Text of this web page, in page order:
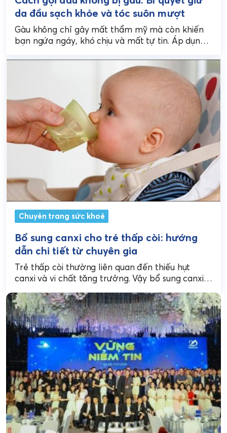
da đầu sạch khỏe và tóc suôn mượt
Gàu không chỉ gây mất thẩm mỹ mà còn khiến
bạn ngứa ngáy, khó chịu và mất tự tin. Áp dụng
Chuyên trang sức khoẻ
Bổ sung canxi cho trẻ thấp còi: hướng
dẫn chi tiết từ chuyên gia
Trẻ thấp còi thường liên quan đến thiếu hụt
canxi và vi chất tăng trưởng. Vậy bổ sung canxi